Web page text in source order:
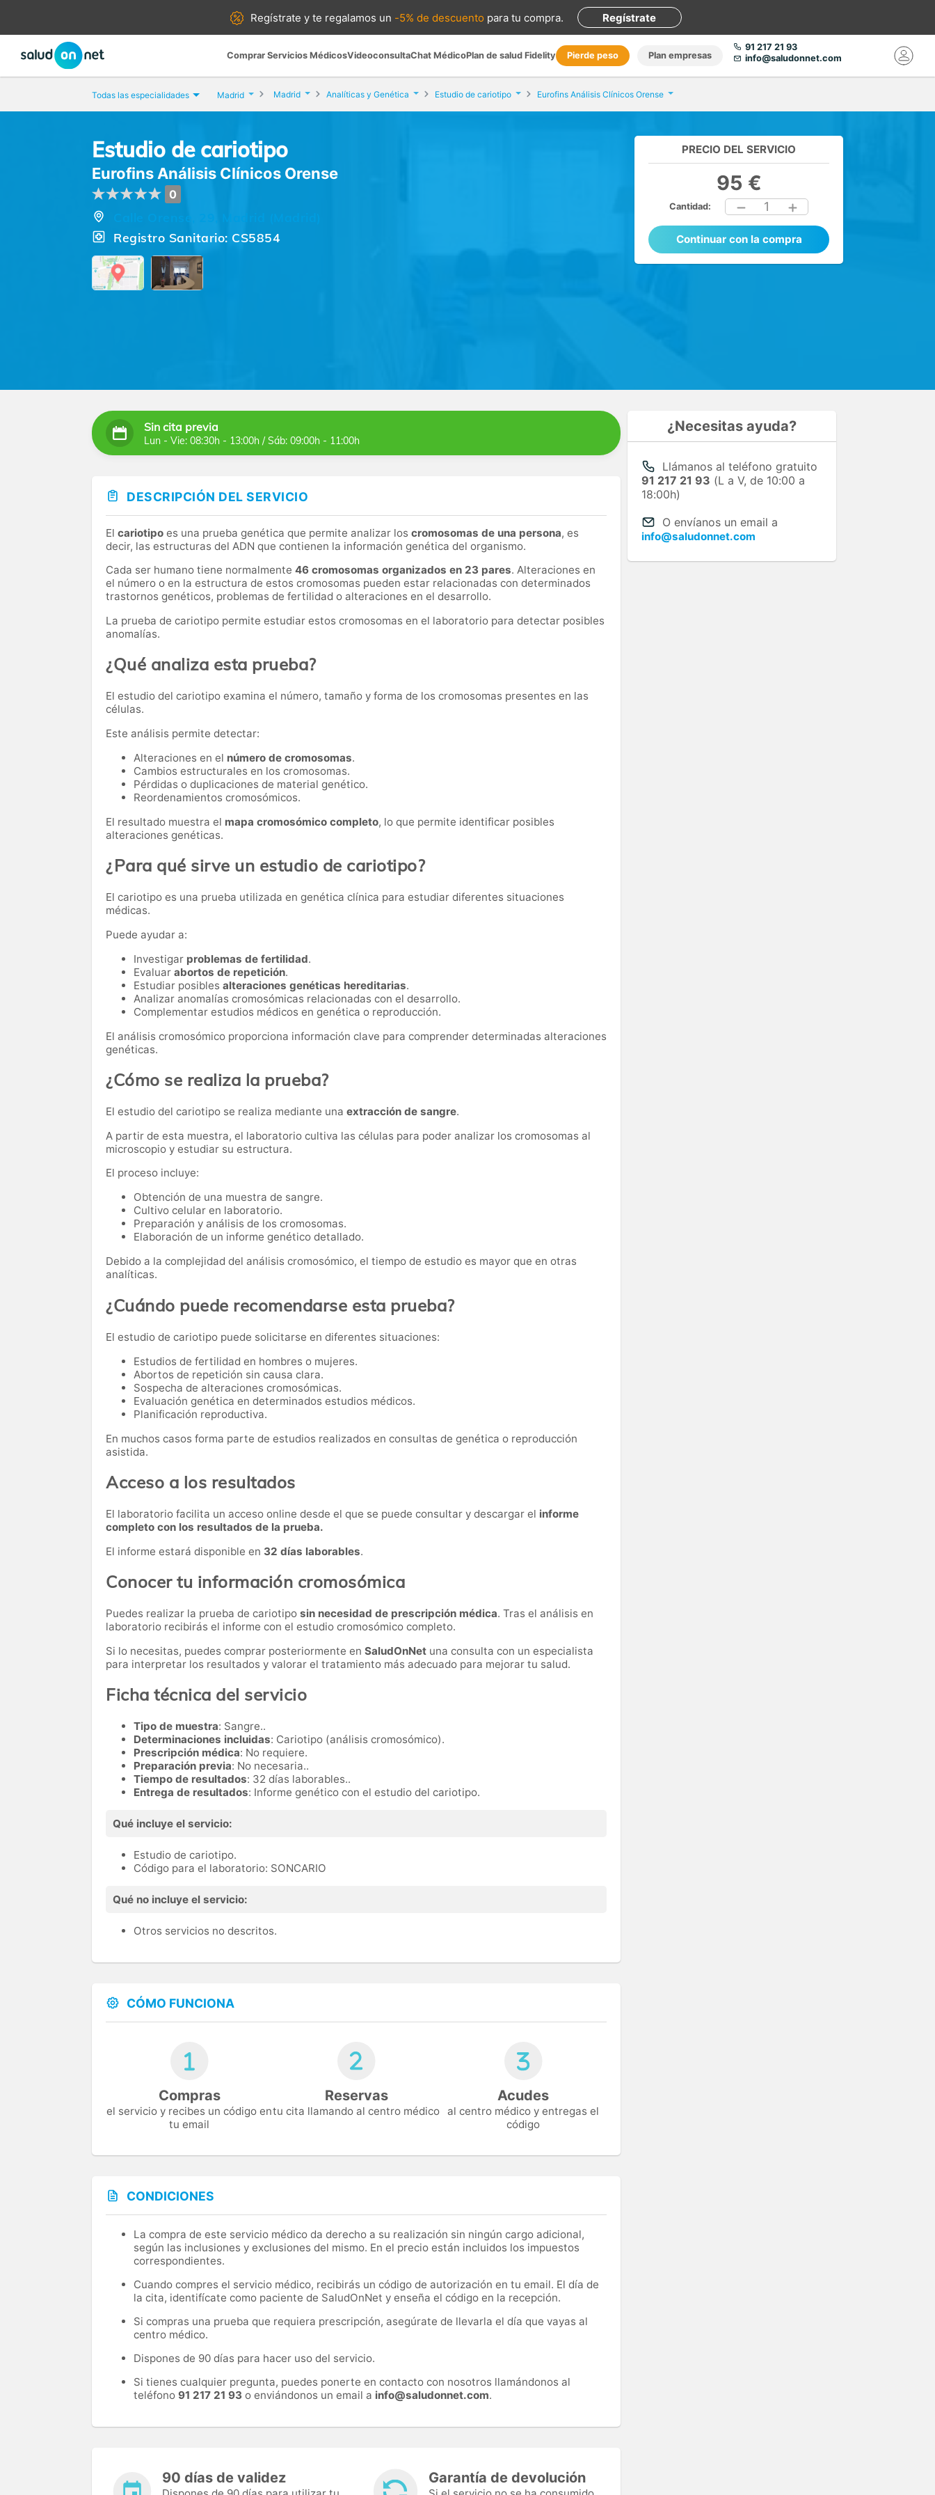
Regístrate yte regalamos un -5% de descuento para tu compra. Regístrate
Comprar Servicios MédicosVideoconsultaChat MédicoPlan de salud Fidelity Pierde peso Plan empresas
91 217 21 93
info@saludonnet.com
Todas las especialidades Madrid Madrid Analíticas y Genética Estudio de cariotipo Eurofins Análisis Clínicos Orense
Estudio de cariotipo
Eurofins Análisis Clínicos Orense
0
Registro Sanitario: CS5854
PRECIO DEL SERVICIO
95 €
Cantidad: 1
Continuar con la compra
Sin cita previa
Lun - Vie: 08:30h - 13:00h / Sáb: 09:00h - 11:00h
DESCRIPCIÓN DEL SERVICIO
El cariotipo es una prueba genética que permite analizar los cromosomas de una persona, es
decir, las estructuras del ADN que contienen la información genética del organismo.
Cada ser humano tiene normalmente 46 cromosomas organizados en 23 pares. Alteraciones en
el número o en la estructura de estos cromosomas pueden estar relacionadas con determinados
trastornos genéticos, problemas de fertilidad o alteraciones en el desarrollo.
La prueba de cariotipo permite estudiar estos cromosomas en el laboratorio para detectar posibles
anomalías.
¿Qué analiza esta prueba?
El estudio del cariotipo examina el número, tamaño y forma de los cromosomas presentes en las
células.
Este análisis permite detectar:
Alteraciones en el número de cromosomas.
Cambios estructurales en los cromosomas.
Pérdidas o duplicaciones de material genético.
Reordenamientos cromosómicos.
El resultado muestra el mapa cromosómico completo, lo que permite identificar posibles
alteraciones genéticas.
¿Para qué sirve un estudio de cariotipo?
El cariotipo es una prueba utilizada en genética clínica para estudiar diferentes situaciones
médicas.
Puede ayudar a:
Investigar problemas de fertilidad.
Evaluar abortos de repetición.
Estudiar posibles alteraciones genéticas hereditarias.
Analizar anomalías cromosómicas relacionadas con el desarrollo.
Complementar estudios médicos en genética o reproducción.
El análisis cromosómico proporciona información clave para comprender determinadas alteraciones
genéticas.
¿Cómo se realiza la prueba?
El estudio del cariotipo se realiza mediante una extracción de sangre.
A partir de esta muestra, el laboratorio cultiva las células para poder analizar los cromosomas al
microscopio y estudiar su estructura.
El proceso incluye:
Obtención de una muestra de sangre.
Cultivo celular en laboratorio.
Preparación y análisis de los cromosomas.
Elaboración de un informe genético detallado.
Debido a la complejidad del análisis cromosómico, el tiempo de estudio es mayor que en otras
analíticas.
¿Cuándo puede recomendarse esta prueba?
El estudio de cariotipo puede solicitarse en diferentes situaciones:
Estudios de fertilidad en hombres o mujeres.
Abortos de repetición sin causa clara.
Sospecha de alteraciones cromosómicas.
Evaluación genética en determinados estudios médicos.
Planificación reproductiva.
En muchos casos forma parte de estudios realizados en consultas de genética o reproducción
asistida.
Acceso a los resultados
El laboratorio facilita un acceso online desde el que se puede consultar y descargar el informe
completo con los resultados de la prueba.
El informe estará disponible en 32 días laborables.
Conocer tu información cromosómica
Puedes realizar la prueba de cariotipo sin necesidad de prescripción médica. Tras el análisis en
laboratorio recibirás el informe con el estudio cromosómico completo.
Si lo necesitas, puedes comprar posteriormente en SaludOnNet una consulta con un especialista
para interpretar los resultados y valorar el tratamiento más adecuado para mejorar tu salud.
Ficha técnica del servicio
Tipo de muestra: Sangre..
Determinaciones incluidas: Cariotipo (análisis cromosómico).
Prescripción médica: No requiere.
Preparación previa: No necesaria..
Tiempo de resultados: 32 días laborables..
Entrega de resultados: Informe genético con el estudio del cariotipo.
Qué incluye el servicio:
Estudio de cariotipo.
Código para el laboratorio: SONCARIO
Qué no incluye el servicio:
Otros servicios no descritos.
CÓMO FUNCIONA
Compras
el servicio y recibes un código en
tu email
Reservas
tu cita llamando al centro médico
Acudes
al centro médico y entregas el
código
CONDICIONES
La compra de este servicio médico da derecho a su realización sin ningún cargo adicional,
según las inclusiones y exclusiones del mismo. En el precio están incluidos los impuestos
correspondientes.
Cuando compres el servicio médico, recibirás un código de autorización en tu email. El día de
la cita, identifícate como paciente de SaludOnNet y enseña el código en la recepción.
Si compras una prueba que requiera prescripción, asegúrate de llevarla el día que vayas al
centro médico.
Dispones de 90 días para hacer uso del servicio.
Si tienes cualquier pregunta, puedes ponerte en contacto con nosotros llamándonos al
teléfono 91 217 21 93 o enviándonos un email a info@saludonnet.com.
90 días de validez Garantía de devolución
¿Necesitas ayuda?
Llámanos al teléfono gratuito
91 217 21 93 (L a V, de 10:00 a
18:00h)
O envíanos un email a
info@saludonnet.com